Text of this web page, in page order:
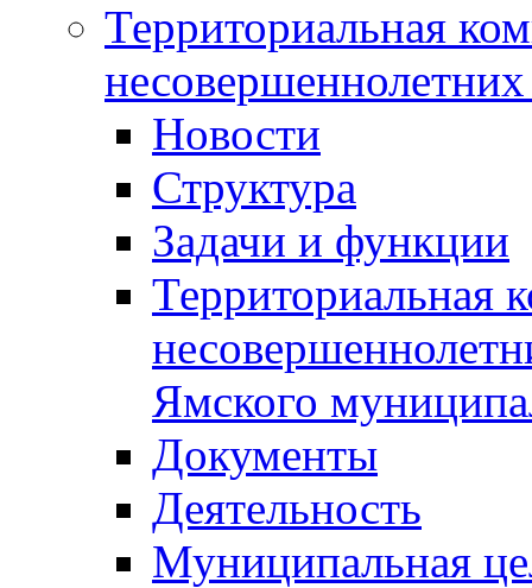
Территориальная
Новости
Структура
Задачи и функции
Территориальная
Ямского
Документы
Деятельность
Муниципальная